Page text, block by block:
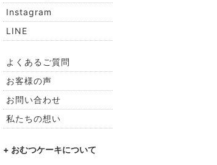
Instagram
LINE
よくあるご質問
お客様の声
お問い合わせ
私たちの想い
+ おむつケーキについて